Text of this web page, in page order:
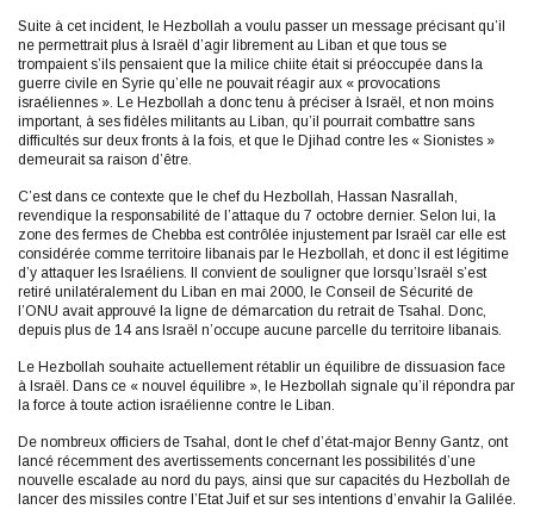
Suite à cet incident, le Hezbollah a voulu passer un message précisant qu’il
ne permettrait plus à Israël d’agir librement au Liban et que tous se
trompaient s’ils pensaient que la milice chiite était si préoccupée dans la
guerre civile en Syrie qu’elle ne pouvait réagir aux « provocations
israéliennes ». Le Hezbollah a donc tenu à préciser à Israël, et non moins
important, à ses fidèles militants au Liban, qu’il pourrait combattre sans
difficultés sur deux fronts à la fois, et que le Djihad contre les « Sionistes »
demeurait sa raison d’être.
C’est dans ce contexte que le chef du Hezbollah, Hassan Nasrallah,
revendique la responsabilité de l’attaque du 7 octobre dernier. Selon lui, la
zone des fermes de Chebba est contrôlée injustement par Israël car elle est
considérée comme territoire libanais par le Hezbollah, et donc il est légitime
d’y attaquer les Israéliens. Il convient de souligner que lorsqu’Israël s’est
retiré unilatéralement du Liban en mai 2000, le Conseil de Sécurité de
l’ONU avait approuvé la ligne de démarcation du retrait de Tsahal. Donc,
depuis plus de 14 ans Israël n’occupe aucune parcelle du territoire libanais.
Le Hezbollah souhaite actuellement rétablir un équilibre de dissuasion face
à Israël. Dans ce « nouvel équilibre », le Hezbollah signale qu’il répondra par
la force à toute action israélienne contre le Liban.
De nombreux officiers de Tsahal, dont le chef d’état-major Benny Gantz, ont
lancé récemment des avertissements concernant les possibilités d’une
nouvelle escalade au nord du pays, ainsi que sur capacités du Hezbollah de
lancer des missiles contre l’Etat Juif et sur ses intentions d’envahir la Galilée.